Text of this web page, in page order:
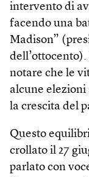
intervento di
facendo una
Madison”
notare che le
alcune elezioni
la crescita del
Questo
crollato il 27
parlato con